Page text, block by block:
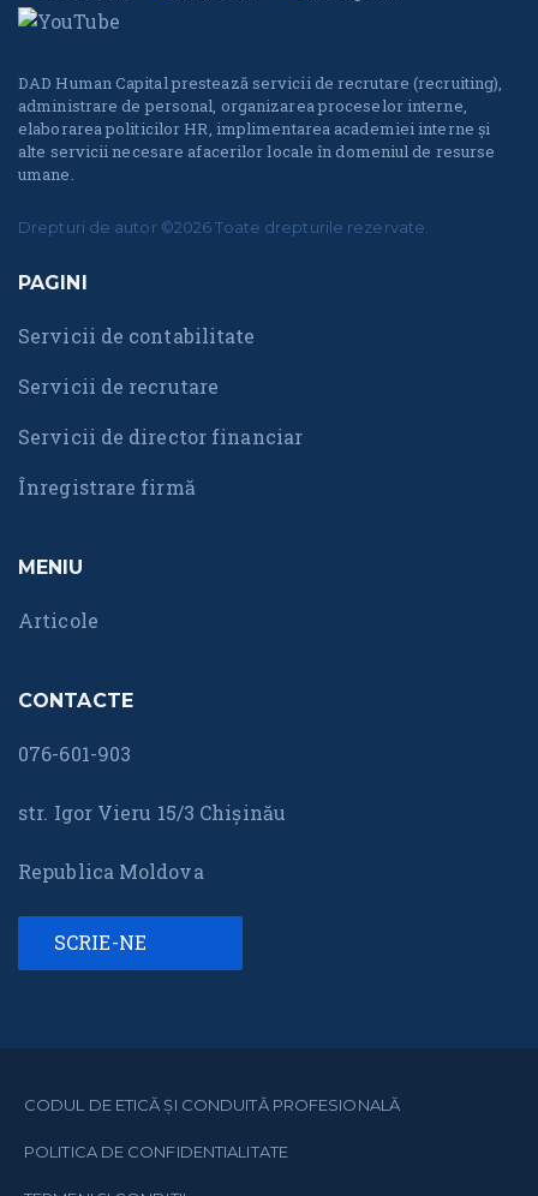
DAD Human Capital prestează servicii de recrutare (recruiting),
administrare de personal, organizarea proceselor interne,
elaborarea politicilor HR, implimentarea academiei interne și
alte servicii necesare afacerilor locale în domeniul de resurse
umane.
Drepturi de autor ©2026 Toate drepturile rezervate.
PAGINI
Servicii de contabilitate
Servicii de recrutare
Servicii de director financiar
Înregistrare firmă
MENIU
Articole
CONTACTE
076-601-903
str. Igor Vieru 15/3 Chișinău
Republica Moldova
SCRIE-NE
CODUL DE ETICĂ ȘI CONDUITĂ PROFESIONALĂ
POLITICA DE CONFIDENTIALITATE